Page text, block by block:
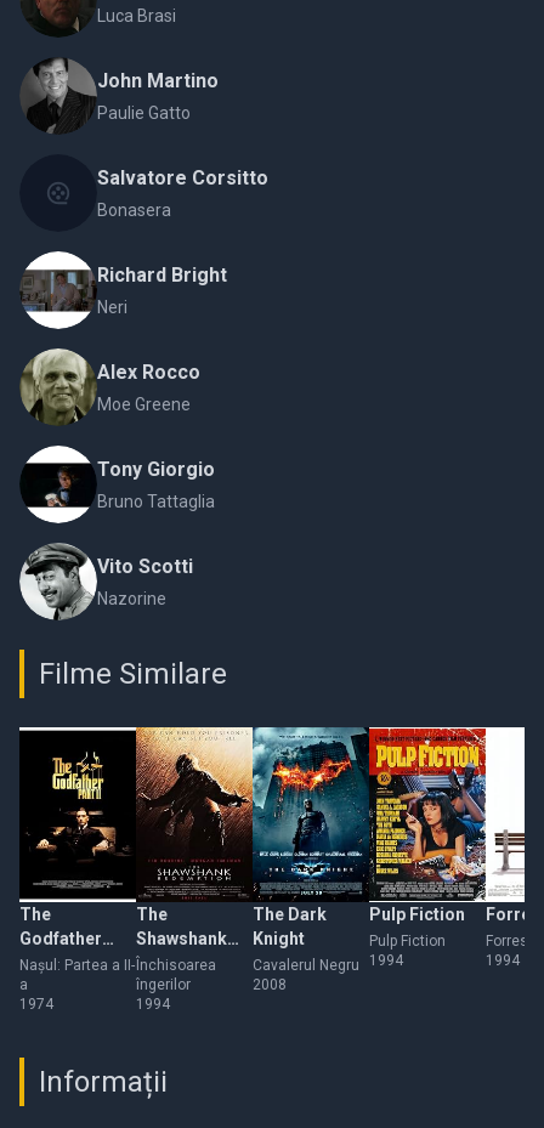
Luca Brasi
John Martino
Paulie Gatto
Salvatore Corsitto
Bonasera
Richard Bright
Neri
Alex Rocco
Moe Greene
Tony Giorgio
Bruno Tattaglia
Vito Scotti
Nazorine
Filme Similare
The
Godfather
Part II
Nașul: Partea a II-
a
1974
The
Shawshank
Redemption
Închisoarea
îngerilor
1994
The Dark
Knight
Cavalerul Negru
2008
Pulp Fiction
Pulp Fiction
1994
Forrest
1994
Informații